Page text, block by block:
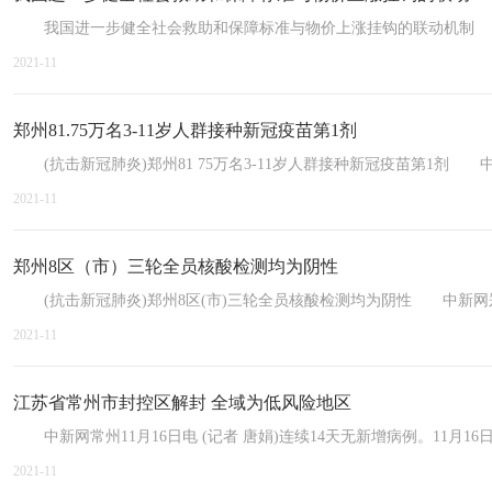
我国进一步健全社会救助和保障标准与物价上涨挂钩的联动机制
2021-11
郑州81.75万名3-11岁人群接种新冠疫苗第1剂
(抗击新冠肺炎)郑州81 75万名3-11岁人群接种新冠疫苗第1剂 中
2021-11
郑州8区（市）三轮全员核酸检测均为阴性
(抗击新冠肺炎)郑州8区(市)三轮全员核酸检测均为阴性 中新网郑
2021-11
江苏省常州市封控区解封 全域为低风险地区
中新网常州11月16日电 (记者 唐娟)连续14天无新增病例。11月16
2021-11